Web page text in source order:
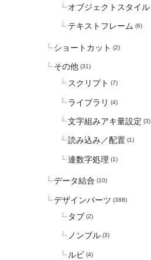
オブジェクトスタイル
テキストフレーム (6)
ショートカット (2)
その他 (31)
スクリプト (7)
ライブラリ (4)
文字組みアキ量設定 (3)
読み込み／配置 (1)
連数字処理 (1)
データ結合 (10)
デザインパーツ (388)
タブ (2)
ノンブル (3)
ルビ (4)